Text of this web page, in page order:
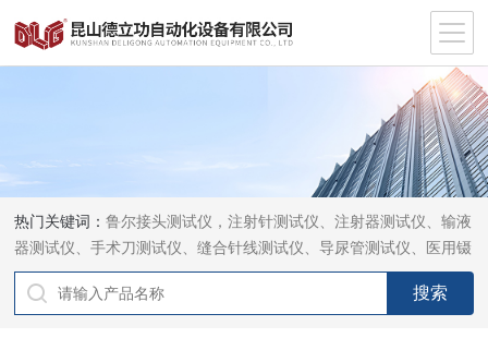
热门关键词：鲁尔接头测试仪，注射针测试仪、注射器测试仪、输液
器测试仪、手术刀测试仪、缝合针线测试仪、导尿管测试仪、医用镊
钳测试仪、导引管导丝测试仪、针灸针测试仪、留置针测试仪